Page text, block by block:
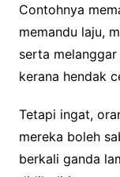
Contohnya
memandu laju,
serta
kerana hendak
Tetapi ingat,
mereka boleh
berkali ganda